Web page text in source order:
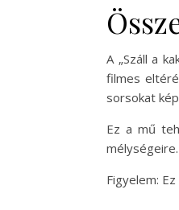
A „Száll a
filmes
sorsokat
Ez a mű
Figyelem: